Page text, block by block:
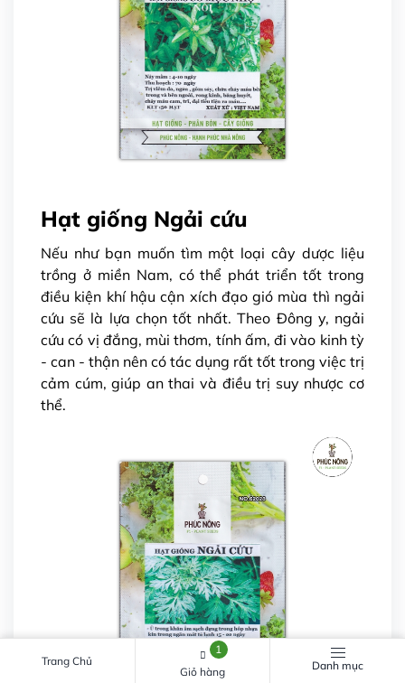
Trang Chủ
1
Giỏ hàng
Danh mục
Hạt giống Ngải cứu
Nếu như bạn muốn tìm một loại cây dược liệu
trồng ở miền Nam, có thể phát triển tốt trong
điều kiện khí hậu cận xích đạo gió mùa thì ngải
cứu sẽ là lựa chọn tốt nhất. Theo Đông y, ngải
cứu có vị đắng, mùi thơm, tính ấm, đi vào kinh tỳ
- can - thận nên có tác dụng rất tốt trong việc trị
cảm cúm, giúp an thai và điều trị suy nhược cơ
thể.